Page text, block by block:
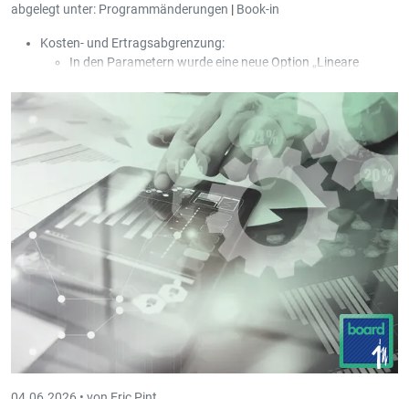
abgelegt unter: Programmänderungen | Book-in
Kosten- und Ertragsabgrenzung:
In den Parametern wurde eine neue Option „Lineare
In den Parametern wurde eine neue Option „Neue
Umbuchung pro Periode und Rechnung erstellen“
hinzugefügt.
In der Maske der Ein- und Ausgangsrechnungen wurde ein
neuer Ausdruck „Einfache Liste der Abgrenzungen“
hinzugefügt; die Liste wird geöffnet, wenn bei einer bereits
abgegrenzten Rechnung erneut die Option der
Abgrenzung aufgerufen wird.